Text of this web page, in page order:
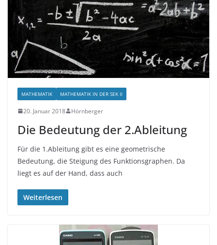
MATHEMATIK MATHEMATIK IN DER SEK II
20. Januar 2018 Hörnberger
Die Bedeutung der 2.Ableitung
Für die 1.Ableitung gibt es eine geometrische
Bedeutung, die Steigung des Funktionsgraphen. Da
liegt es auf der Hand, dass auch
Weiterlesen